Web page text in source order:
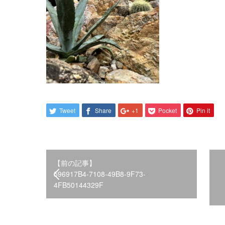
Tweet Share +1 Pocket Pin it
【前の記事】
596917B4-7108-49B8-9F73-
4FB50144329F